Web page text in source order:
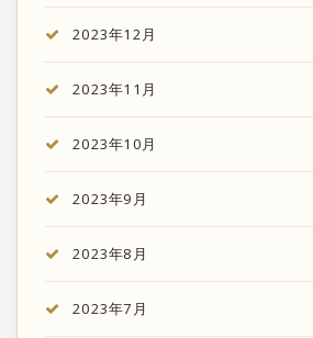
2023年12月
2023年11月
2023年10月
2023年9月
2023年8月
2023年7月